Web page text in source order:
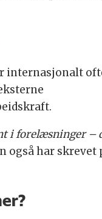
internasjonalt
i forelæsninger –
også har skrevet